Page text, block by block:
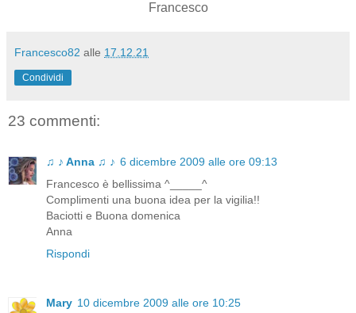
Francesco
Francesco82 alle 17.12.21
Condividi
23 commenti:
♫ ♪ Anna ♫ ♪ 6 dicembre 2009 alle ore 09:13
Francesco è bellissima ^_____^
Complimenti una buona idea per la vigilia!!
Baciotti e Buona domenica
Anna
Rispondi
Mary 10 dicembre 2009 alle ore 10:25